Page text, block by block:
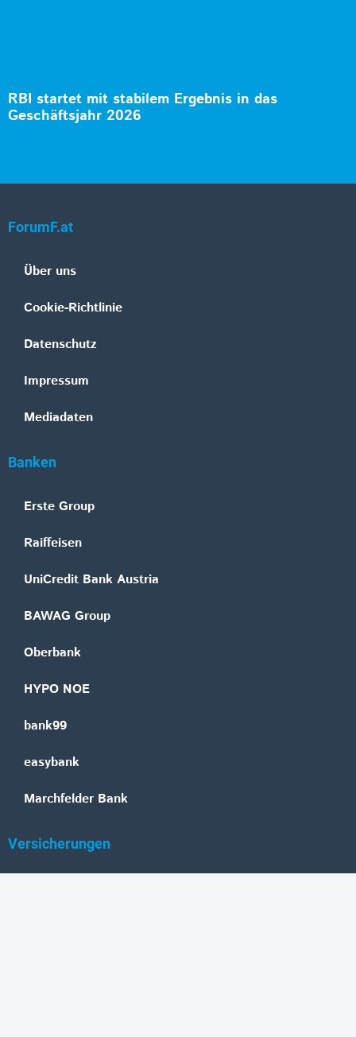
RBI startet mit stabilem Ergebnis in das
Geschäftsjahr 2026
ForumF.at
Über uns
Cookie-Richtlinie
Datenschutz
Impressum
Mediadaten
Banken
Erste Group
Raiffeisen
UniCredit Bank Austria
BAWAG Group
Oberbank
HYPO NOE
bank99
easybank
Marchfelder Bank
Versicherungen